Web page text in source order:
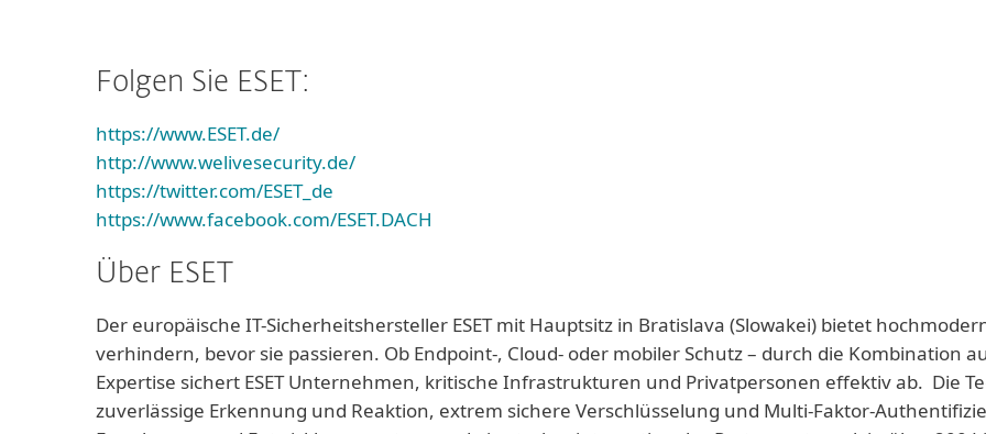
Folgen Sie ESET:
https://www.ESET.de/
http://www.welivesecurity.de/
https://twitter.com/ESET_de
https://www.facebook.com/ESET.DACH
Über ESET
Der europäische IT-Sicherheitshersteller ESET mit Hauptsitz in Bratislava (Slowakei) bietet
verhindern, bevor sie passieren. Ob Endpoint-, Cloud- oder mobiler Schutz – durch die Kombination
Expertise sichert ESET Unternehmen, kritische Infrastrukturen und Privatpersonen effektiv ab. Die
zuverlässige Erkennung und Reaktion, extrem sichere Verschlüsselung und Multi-Faktor-